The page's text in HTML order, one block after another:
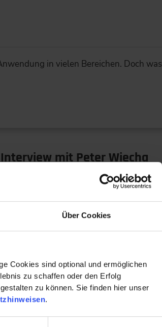
Über Cookies
Cookies sind optional und ermöglichen
zu schaffen oder den Erfolg
zu können. Sie finden hier unser
.
in vielen Bereichen. Doch was
mit Peter Wiecha
Die Störfallverordnung